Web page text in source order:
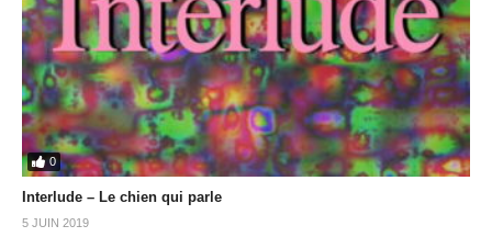
0
Interlude – Le chien qui parle
5 JUIN 2019